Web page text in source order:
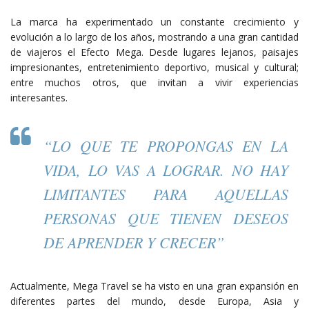
La marca ha experimentado un constante crecimiento y
evolución a lo largo de los años, mostrando a una gran cantidad
de viajeros el Efecto Mega. Desde lugares lejanos, paisajes
impresionantes, entretenimiento deportivo, musical y cultural;
entre muchos otros, que invitan a vivir experiencias
interesantes.
“LO QUE TE PROPONGAS EN LA
VIDA, LO VAS A LOGRAR. NO HAY
LIMITANTES PARA AQUELLAS
PERSONAS QUE TIENEN DESEOS
DE APRENDER Y CRECER”
Actualmente, Mega Travel se ha visto en una gran expansión en
diferentes partes del mundo, desde Europa, Asia y